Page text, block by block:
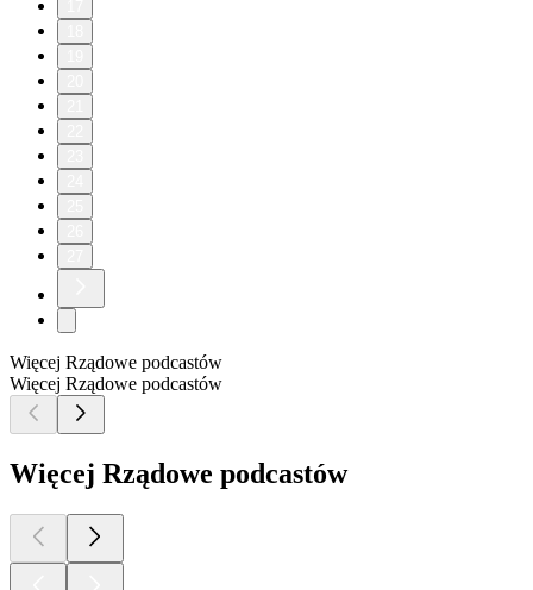
Więcej Rządowe podcastów
Więcej Rządowe podcastów
Więcej Rządowe podcastów